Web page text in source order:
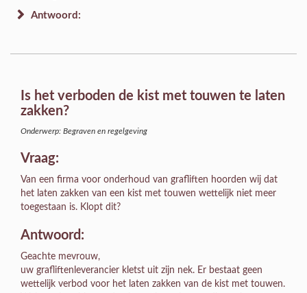
Antwoord:
Is het verboden de kist met touwen te laten
zakken?
Onderwerp: Begraven en regelgeving
Vraag:
Van een firma voor onderhoud van grafliften hoorden wij dat
het laten zakken van een kist met touwen wettelijk niet meer
toegestaan is. Klopt dit?
Antwoord:
Geachte mevrouw,
uw grafliftenleverancier kletst uit zijn nek. Er bestaat geen
wettelijk verbod voor het laten zakken van de kist met touwen.